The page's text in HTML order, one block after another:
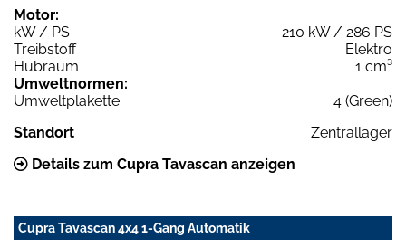
Motor:
kW / PS
210 kW / 286 PS
Treibstoff
Elektro
Hubraum
1 cm³
Umweltnormen:
Umweltplakette
4 (Green)
Standort
Zentrallager
Details zum Cupra Tavascan anzeigen
Cupra Tavascan 4x4 1-Gang Automatik